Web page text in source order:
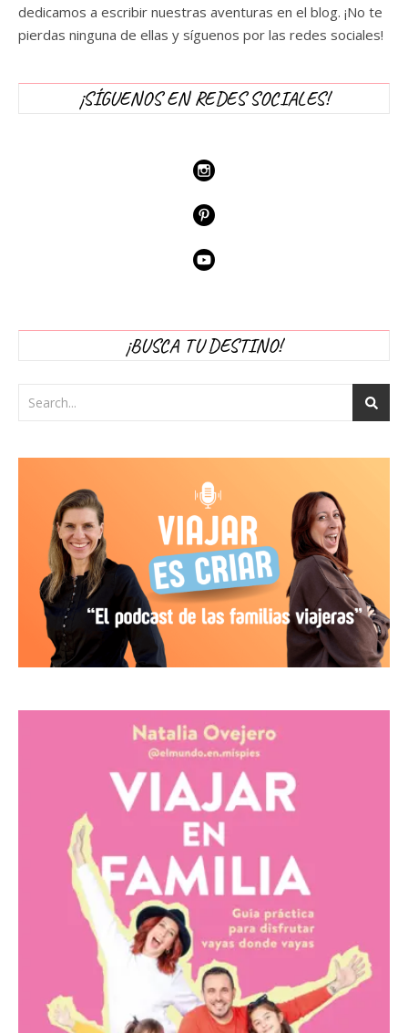
dedicamos a escribir nuestras aventuras en el blog. ¡No te
pierdas ninguna de ellas y síguenos por las redes sociales!
¡SÍGUENOS EN REDES SOCIALES!
¡BUSCA TU DESTINO!